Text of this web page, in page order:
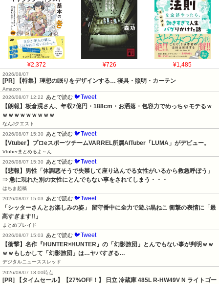
¥2,372 ¥726 ¥1,485
2026/08/07
[PR] 【特集】理想の眠りをデザインする… 寝具・照明・カーテン
Amazon
2026/08/07 12:22
あとで読む 🐦Tweet
【朗報】板倉滉さん、年収7億円・188cm・お洒落・包容力でめっちゃモテるｗ
ｗｗｗｗｗｗｗｗｗ
なんJクエスト
2026/08/07 15:30
あとで読む 🐦Tweet
【Vtuber】プロeスポーツチームVARREL所属AITuber「LUMA」がデビュー。
Vtuberまとめるよ～ん
2026/08/07 15:30
あとで読む 🐦Tweet
【悲報】男性「体調悪そうで失禁して座り込んでる女性がいるから救急呼ぼう」
⇒ 急に現れた別の女性にとんでもない事をされてしまう・・・
はちま起稿
2026/08/07 15:03
あとで読む 🐦Tweet
「シッターさんとお楽しみの姿」 留守番中に全力で遊ぶ黒ねこ 衝撃の表情に「最
高すぎます!!」
まとめブレイド
2026/08/07 15:03
あとで読む 🐦Tweet
【衝撃】名作『HUNTER×HUNTER』の「幻影旅団」とんでもない事が判明ｗｗ
ｗｗもしかして「幻影旅団」は…ヤバすぎる…
デジタルニューススレッド
2026/08/07 18:00時点
[PR] 【タイムセール】【27%OFF！】 日立 冷蔵庫 485L R-HW49V N ライトゴー